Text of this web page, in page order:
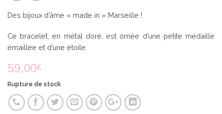
Des bijoux d’âme « made in » Marseille !
Ce bracelet, en métal doré, est ornée d’une petite médaille
émaillée et d’une étoile.
59,00€
Rupture de stock